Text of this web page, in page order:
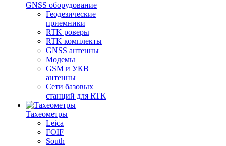
GNSS оборудование
Геодезические
приемники
RTK роверы
RTK комплекты
GNSS антенны
Модемы
GSM и УКВ
антенны
Сети базовых
станций для RTK
Тахеометры
Leica
FOIF
South